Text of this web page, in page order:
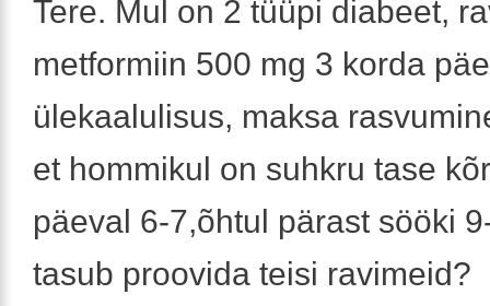
Tere. Mul on 2 tüüpi diabeet,
metformiin 500 mg 3 korda
ülekaalulisus, maksa
et hommikul on suhkru tase
päeval 6-7,õhtul pärast sööki
tasub proovida teisi ravimeid?